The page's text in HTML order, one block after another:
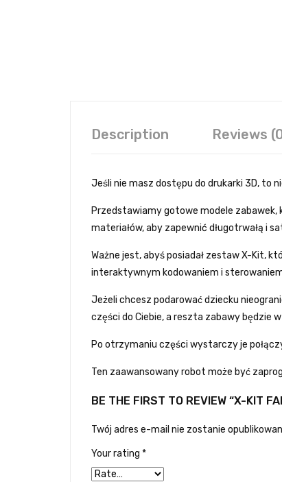
Description Reviews
Jeśli nie masz dostępu do drukarki 3D, to
Przedstawiamy gotowe modele zabawek,
materiałów, aby zapewnić długotrwałą i
Ważne jest, abyś posiadał zestaw X-Kit,
interaktywnym kodowaniem i
Jeżeli chcesz podarować dziecku
części do Ciebie, a reszta zabawy będzie
Po otrzymaniu części wystarczy je
Ten zaawansowany robot może być
BE THE FIRST TO REVIEW “X-KIT
Twój adres e-mail nie zostanie
Your rating *